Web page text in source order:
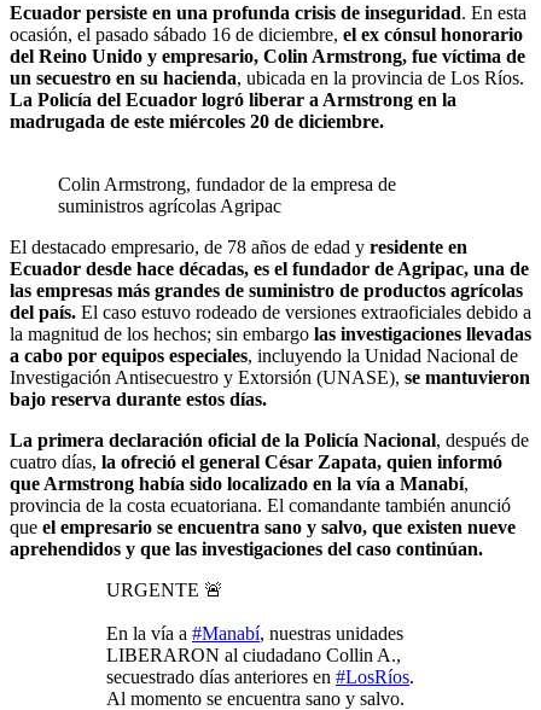
Ecuador persiste en una profunda crisis de inseguridad. En esta
ocasión, el pasado sábado 16 de diciembre, el ex cónsul honorario
del Reino Unido y empresario, Colin Armstrong, fue víctima de
un secuestro en su hacienda, ubicada en la provincia de Los Ríos.
La Policía del Ecuador logró liberar a Armstrong en la
madrugada de este miércoles 20 de diciembre.
Colin Armstrong, fundador de la empresa de
suministros agrícolas Agripac
El destacado empresario, de 78 años de edad y residente en
Ecuador desde hace décadas, es el fundador de Agripac, una de
las empresas más grandes de suministro de productos agrícolas
del país. El caso estuvo rodeado de versiones extraoficiales debido a
la magnitud de los hechos; sin embargo las investigaciones llevadas
a cabo por equipos especiales, incluyendo la Unidad Nacional de
Investigación Antisecuestro y Extorsión (UNASE), se mantuvieron
bajo reserva durante estos días.
La primera declaración oficial de la Policía Nacional, después de
cuatro días, la ofreció el general César Zapata, quien informó
que Armstrong había sido localizado en la vía a Manabí,
provincia de la costa ecuatoriana. El comandante también anunció
que el empresario se encuentra sano y salvo, que existen nueve
aprehendidos y que las investigaciones del caso continúan.
URGENTE 🚨
En la vía a #Manabí, nuestras unidades
LIBERARON al ciudadano Collin A.,
secuestrado días anteriores en #LosRíos.
Al momento se encuentra sano y salvo.